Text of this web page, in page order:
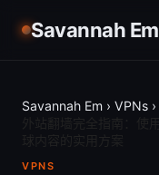
Savannah Em
Savannah Em › VPNs ›
VPNS